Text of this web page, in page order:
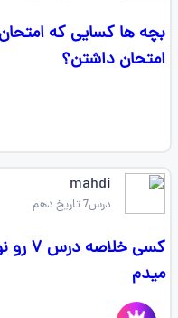
بچه ها کسایی که
امتحان داشتن؟
mahdi
درس7 تاریخ دهم
کسی
میدم